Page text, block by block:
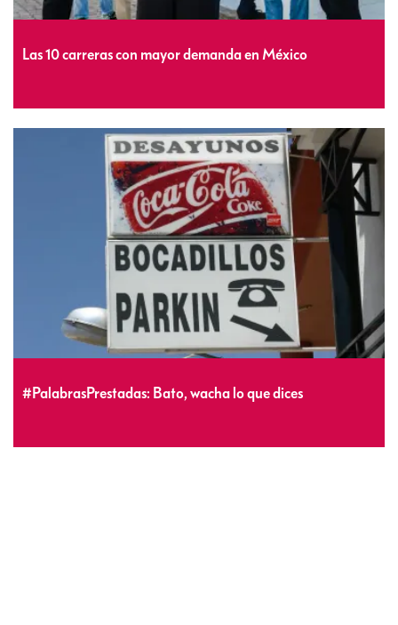
Las 10 carreras con mayor demanda en México
#PalabrasPrestadas: Bato, wacha lo que dices